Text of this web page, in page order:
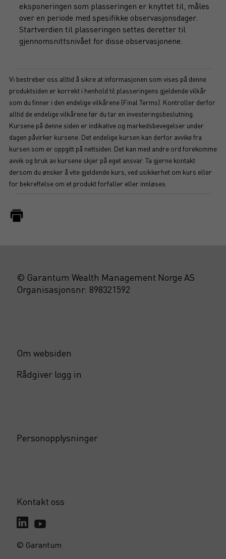
eksponeringen som plasseringen er knyttet til, måles
over en periode med spesifikke observasjonsdager.
Startverdien til plasseringen settes deretter til
gjennomsnittsnivået for disse observasjonene.
Vi bestreber oss alltid å sikre at informasjonen som vises på denne
produktsiden er korrekt i henhold til plasseringens gjeldende vilkår
som du finner i den endelige vilkårene (Final Terms). Kontroller derfor
alltid de endelige vilkårene før du tar en investeringsbeslutning.
Kursene på denne siden er indikative og markedsbevegelser under
dagen påvirker kursene. Det endelige kursen kan derfor avvike fra
kursen som er oppgitt på nettsiden. Det kan med andre ord forekomme
avvik og bruk av kursene skjer på eget ansvar. Ta gjerne kontakt
dersom du ønsker å vite gjeldende kurs, ved usikkerhet om kurs eller
for bekreftelse om et produkt forfaller eller innløses.
© Garantum Wealth Management Norge AS
Organisasjonsnr: 898321592
Om websiden
Rådgiver logg in
Personopplysninger
Kontakt oss
© Garantum